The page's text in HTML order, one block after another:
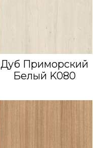
Дуб Приморский
Белый K080